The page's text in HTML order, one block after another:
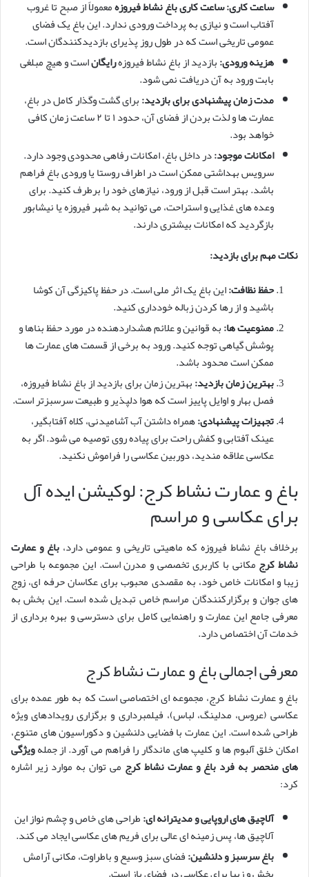
ساعت کاری:ساعت کاری باغ نشاط فیروزهمعمولاً از صبح تا غروب
آفتاب است و نیازی به پرداخت ورودی ندارد. این باغ یک فضای
عمومی تاریخی است که در طول روز پذیرای بازدیدکنندگان است.
هزینه ورودی:بازدید از باغ نشاط فیروزهرایگاناست و هیچ مبلغی
بابت ورود به آن دریافت نمی شود.
مدت زمان پیشنهادی برای بازدید:برای گشت وگذار کامل در باغ،
عمارت ها و لذت بردن از فضای آن، حدود ۱ تا ۲ ساعت زمان کافی
خواهد بود.
امکانات موجود:در داخل باغ، امکانات رفاهی محدودی وجود دارد.
سرویس بهداشتی ممکن است در اطراف روستا یا ورودی باغ فراهم
باشد. بهتر است قبل از ورود، نیازهای خود را برطرف کنید. برای
وعده های غذایی و استراحت، می توانید به شهر فیروزه یا نیشابور
بازگردید که امکانات بیشتری دارند.
نکات مهم برای بازدید:
حفظ نظافت:این باغ یک اثر ملی است. در حفظ پاکیزگی آن کوشا
باشید و از رها کردن زباله خودداری کنید.
ممنوعیت ها:به قوانین و علائم هشداردهنده در مورد حفظ بناها و
پوشش گیاهی توجه کنید. ورود به برخی از قسمت های عمارت ها
ممکن است محدود باشد.
بهترین زمان بازدید:بهترین زمان برای بازدید از باغ نشاط فیروزه،
فصل بهار و اوایل پاییز است که هوا دلپذیر و طبیعت سرسبزتر است.
تجهیزات پیشنهادی:همراه داشتن آب آشامیدنی، کلاه آفتابگیر،
عینک آفتابی و کفش راحت برای پیاده روی توصیه می شود. اگر به
عکاسی علاقه مندید، دوربین عکاسی را فراموش نکنید.
باغ و عمارت نشاط کرج: لوکیشن ایده آل
برای عکاسی و مراسم
برخلاف باغ نشاط فیروزه که ماهیتی تاریخی و عمومی دارد، باغ و عمارت
نشاط کرج مکانی با کاربری تخصصی و مدرن است. این مجموعه با طراحی
زیبا و امکانات خاص خود، به مقصدی محبوب برای عکاسان حرفه ای، زوج
های جوان و برگزارکنندگان مراسم خاص تبدیل شده است. این بخش به
معرفی جامع این عمارت و راهنمایی کامل برای دسترسی و بهره برداری از
خدمات آن اختصاص دارد.
معرفی اجمالی باغ و عمارت نشاط کرج
باغ و عمارت نشاط کرج، مجموعه ای اختصاصی است که به طور عمده برای
عکاسی (عروس، مدلینگ، لباس)، فیلمبرداری و برگزاری رویدادهای ویژه
طراحی شده است. این عمارت با فضایی دلنشین و دکوراسیون های متنوع،
امکان خلق آلبوم ها و کلیپ های ماندگار را فراهم می آورد. از جملهویژگی
های منحصر به فرد باغ و عمارت نشاط کرج می توان به موارد زیر اشاره
کرد:
آلاچیق های اروپایی و مدیترانه ای:طراحی های خاص و چشم نواز این
آلاچیق ها، پس زمینه ای عالی برای فریم های عکاسی ایجاد می کند.
باغ سرسبز و دلنشین:فضای سبز وسیع و باطراوت، مکانی آرامش